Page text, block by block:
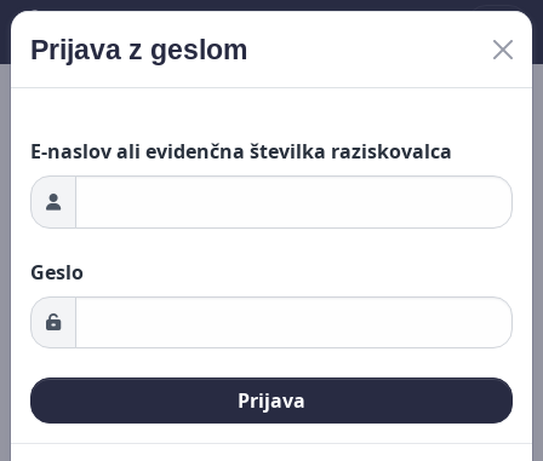
Nalaganje ...
Prijava z geslom
E-naslov ali evidenčna številka raziskovalca
Geslo
Prijava